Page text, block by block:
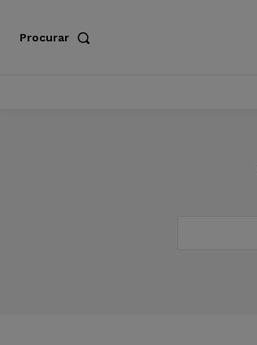
Procurar